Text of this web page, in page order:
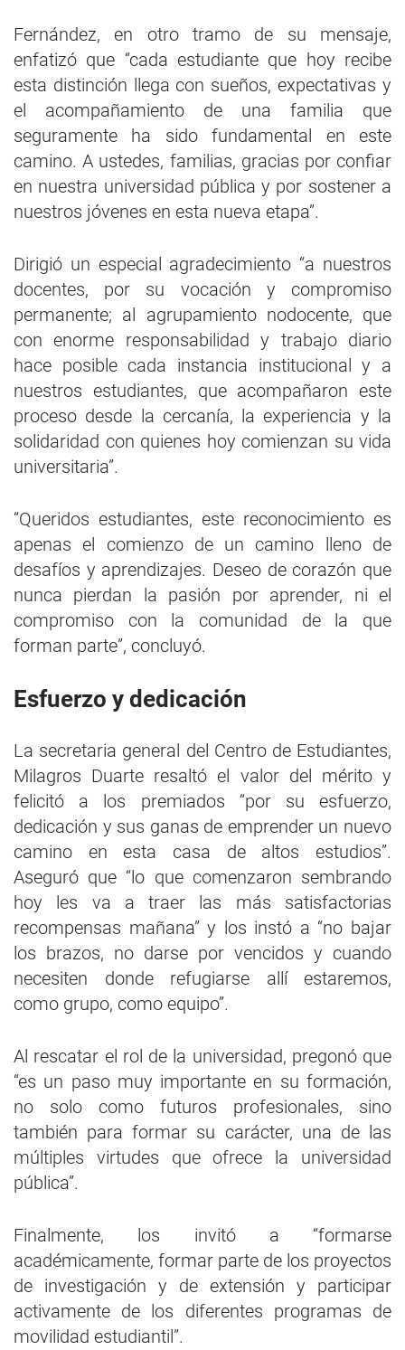
Fernández, en otro tramo de su mensaje,
enfatizó que “cada estudiante que hoy recibe
esta distinción llega con sueños, expectativas y
el acompañamiento de una familia que
seguramente ha sido fundamental en este
camino. A ustedes, familias, gracias por confiar
en nuestra universidad pública y por sostener a
nuestros jóvenes en esta nueva etapa”.
Dirigió un especial agradecimiento “a nuestros
docentes, por su vocación y compromiso
permanente; al agrupamiento nodocente, que
con enorme responsabilidad y trabajo diario
hace posible cada instancia institucional y a
nuestros estudiantes, que acompañaron este
proceso desde la cercanía, la experiencia y la
solidaridad con quienes hoy comienzan su vida
universitaria”.
“Queridos estudiantes, este reconocimiento es
apenas el comienzo de un camino lleno de
desafíos y aprendizajes. Deseo de corazón que
nunca pierdan la pasión por aprender, ni el
compromiso con la comunidad de la que
forman parte”, concluyó.
Esfuerzo y dedicación
La secretaria general del Centro de Estudiantes,
Milagros Duarte resaltó el valor del mérito y
felicitó a los premiados “por su esfuerzo,
dedicación y sus ganas de emprender un nuevo
camino en esta casa de altos estudios”.
Aseguró que “lo que comenzaron sembrando
hoy les va a traer las más satisfactorias
recompensas mañana” y los instó a “no bajar
los brazos, no darse por vencidos y cuando
necesiten donde refugiarse allí estaremos,
como grupo, como equipo”.
Al rescatar el rol de la universidad, pregonó que
“es un paso muy importante en su formación,
no solo como futuros profesionales, sino
también para formar su carácter, una de las
múltiples virtudes que ofrece la universidad
pública”.
Finalmente, los invitó a “formarse
académicamente, formar parte de los proyectos
de investigación y de extensión y participar
activamente de los diferentes programas de
movilidad estudiantil”.